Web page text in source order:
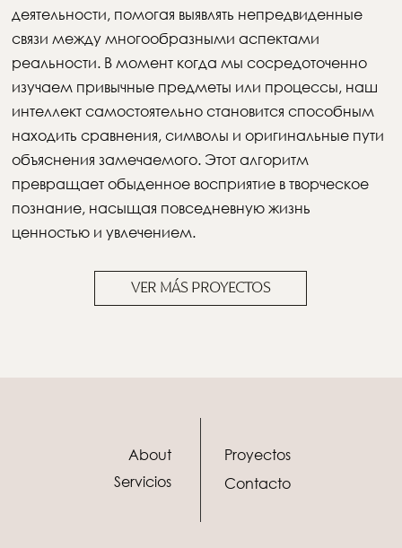
деятельности, помогая выявлять непредвиденные
связи между многообразными аспектами
реальности. В момент когда мы сосредоточенно
изучаем привычные предметы или процессы, наш
интеллект самостоятельно становится способным
находить сравнения, символы и оригинальные пути
объяснения замечаемого. Этот алгоритм
превращает обыденное восприятие в творческое
познание, насыщая повседневную жизнь
ценностью и увлечением.
VER MÁS PROYECTOS
About
Servicios
Proyectos
Contacto